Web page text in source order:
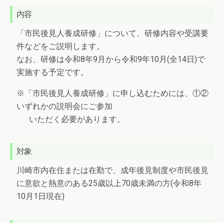
内容
「市民後見人養成研修」について、研修内容や受講要
件などをご説明します。
なお、研修は令和8年9月から令和9年10月(全14日)で
実施する予定です。
※「市民後見人養成研修」に申し込むためには、①②
いずれかの説明会にご参加
いただく必要があります。
対象
川崎市内在住または在勤で、成年後見制度や市民後見
に意欲と熱意のある25歳以上70歳未満の方(令和8年
10月1日現在)